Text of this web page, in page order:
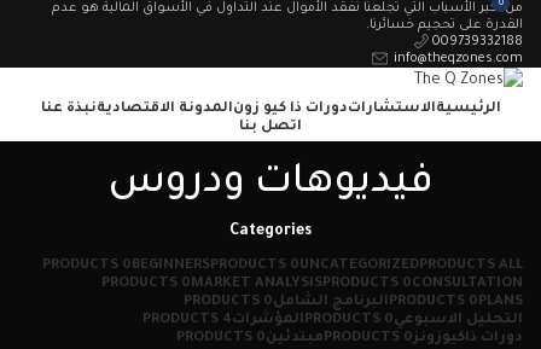
من أكبر الأسباب التي تجلعنا نفقد الأموال عند التداول في الأسواق المالية هو عدم
القدرة على تحجيم خسائرنا.
009739332188
info@theqzones.com
الرئيسيةالاستشاراتدورات ذا كيو زونالمدونة الاقتصاديةنبذة عنا
اتصل بنا
0
فيديوهات ودروس
Categories
ALL
PRODUCTS
UNCATEGORIZED
0 PRODUCTS
BEGINNERS
0 PRODUCTS
CONSULTATION
0 PRODUCTS
MARKET ANALYSIS
0 PRODUCTS
PLANS
0 PRODUCTS البرنامج الشامل0 PRODUCTS
التحليل الاسبوعي0 PRODUCTS المؤشرات4 PRODUCTS
دورات ذاكيوزونز0 PRODUCTS مبتدئين0 PRODUCTS